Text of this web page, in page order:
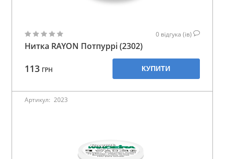
0 відгука (ів)
Нитка RAYON Потпуррі (2302)
113 ГРН КУПИТИ
Артикул: 2023